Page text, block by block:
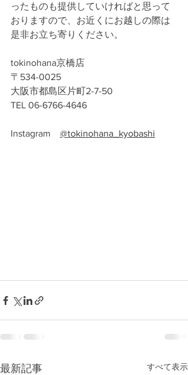
ったものも提供していければと思って
おりますので、お近くにお越しの際は
是非お立ち寄りください。
tokinohana京橋店
〒534-0025
大阪市都島区片町2-7-50
TEL 06-6766-4646
Instagram @tokinohana_kyobashi
最新記事 すべて表示